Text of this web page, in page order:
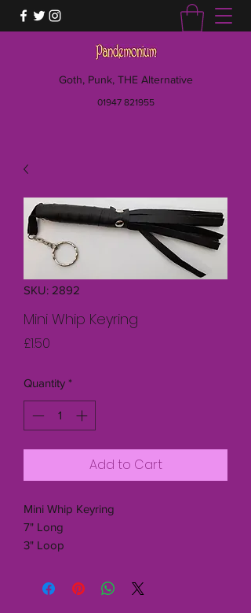
Goth, Punk, THE Alternative
01947 821955
SKU: 2892
Mini Whip Keyring
£1.50
Quantity *
Add to Cart
Mini Whip Keyring
7" Long
3" Loop